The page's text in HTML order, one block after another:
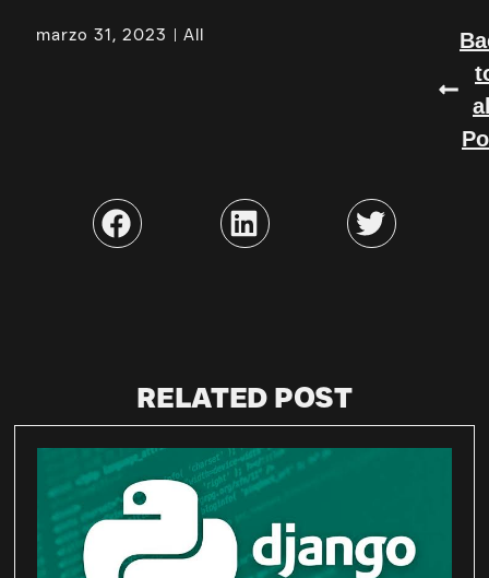
marzo 31, 2023 All
RELATED POST